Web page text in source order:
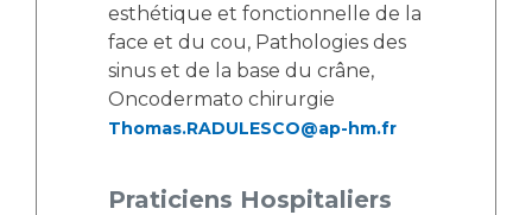
Maladies rares
Maternité Hôpital Nord
Presse / Multimédia
Communiqués de presse
Médiathèque
esthétique et fonctionnelle de la
face et du cou, Pathologies des
sinus et de la base du crâne,
Oncodermato chirurgie
Thomas.RADULESCO@ap-hm.fr
Praticiens Hospitaliers